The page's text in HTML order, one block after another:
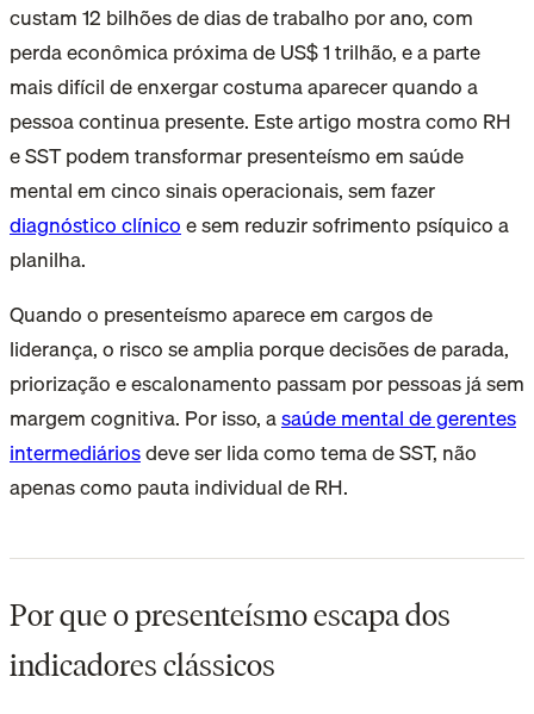
custam 12 bilhões de dias de trabalho por ano, com
perda econômica próxima de US$ 1 trilhão, e a parte
mais difícil de enxergar costuma aparecer quando a
pessoa continua presente. Este artigo mostra como RH
e SST podem transformar presenteísmo em saúde
mental em cinco sinais operacionais, sem fazer
diagnóstico clínicoe sem reduzir sofrimento psíquico a
planilha.
Quando o presenteísmo aparece em cargos de
liderança, o risco se amplia porque decisões de parada,
priorização e escalonamento passam por pessoas já sem
margem cognitiva. Por isso, asaúde mental de gerentes
intermediáriosdeve ser lida como tema de SST, não
apenas como pauta individual de RH.
Por que o presenteísmo escapa dos
indicadores clássicos